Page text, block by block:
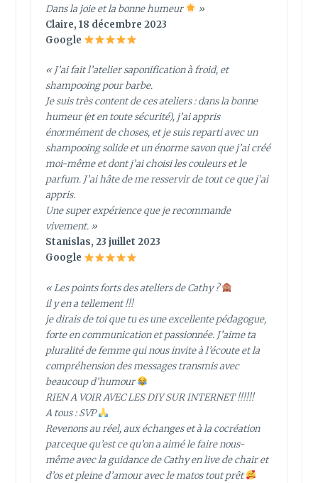
Dans la joie et la bonne humeur
»
Claire, 18 décembre 2023
Google
« J’ai fait l’atelier saponification à froid, et
shampooing pour barbe.
Je suis très content de ces ateliers : dans la bonne
humeur (et en toute sécurité), j’ai appris
énormément de choses, et je suis reparti avec un
shampooing solide et un énorme savon que j’ai créé
moi-même et dont j’ai choisi les couleurs et le
parfum. J’ai hâte de me resservir de tout ce que j’ai
appris.
Une super expérience que je recommande
vivement. »
Stanislas, 23 juillet 2023
Google
« Les points forts des ateliers de Cathy ?
il y en a tellement !!!
je dirais de toi que tu es une excellente pédagogue,
forte en communication et passionnée. J’aime ta
pluralité de femme qui nous invite à l’écoute et la
compréhension des messages transmis avec
beaucoup d’humour
RIEN A VOIR AVEC LES DIY SUR INTERNET !!!!!!
A tous : SVP
Revenons au réel, aux échanges et à la cocréation
parceque qu’est ce qu’on a aimé le faire nous-
même avec la guidance de Cathy en live de chair et
d’os et pleine d’amour avec le matos tout prêt